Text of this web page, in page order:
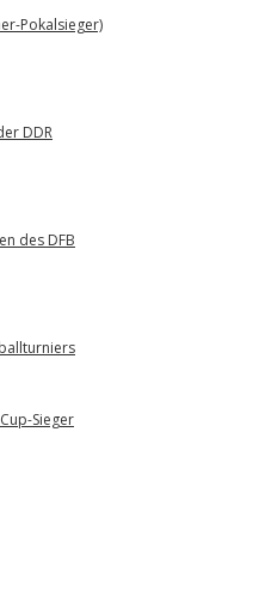
Pokalsieger)
DDR
des DFB
Sieger